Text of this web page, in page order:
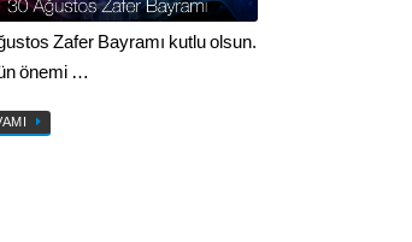
Zafer Bayramı kutlu olsun.
önemi …